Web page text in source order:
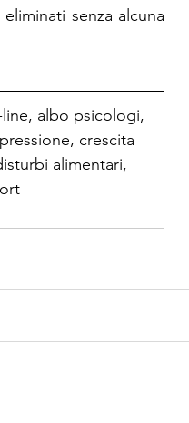
senza alcuna
albo psicologi,
crescita
alimentari,